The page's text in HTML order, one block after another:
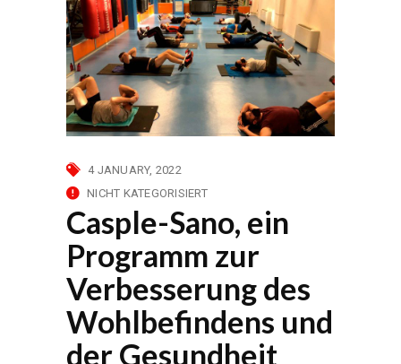
4 JANUARY, 2022
NICHT KATEGORISIERT
Casple-Sano, ein
Programm zur
Verbesserung des
Wohlbefindens und
der Gesundheit